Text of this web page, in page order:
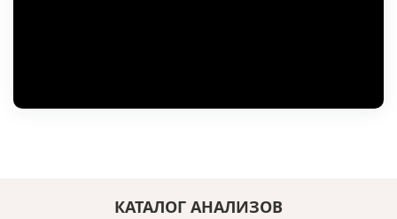
КАТАЛОГ АНАЛИЗОВ